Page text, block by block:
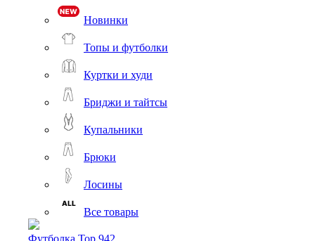
Новинки
Топы и футболки
Куртки и худи
Бриджи и тайтсы
Купальники
Брюки
Лосины
Все товары